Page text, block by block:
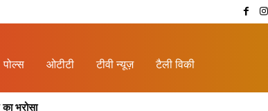
पोल्स ओटीटी टीवी न्यूज़ टैली विकी
भरोसा
?